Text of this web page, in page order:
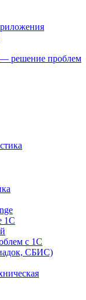
решение проблем
1С
с 1С
СБИС)